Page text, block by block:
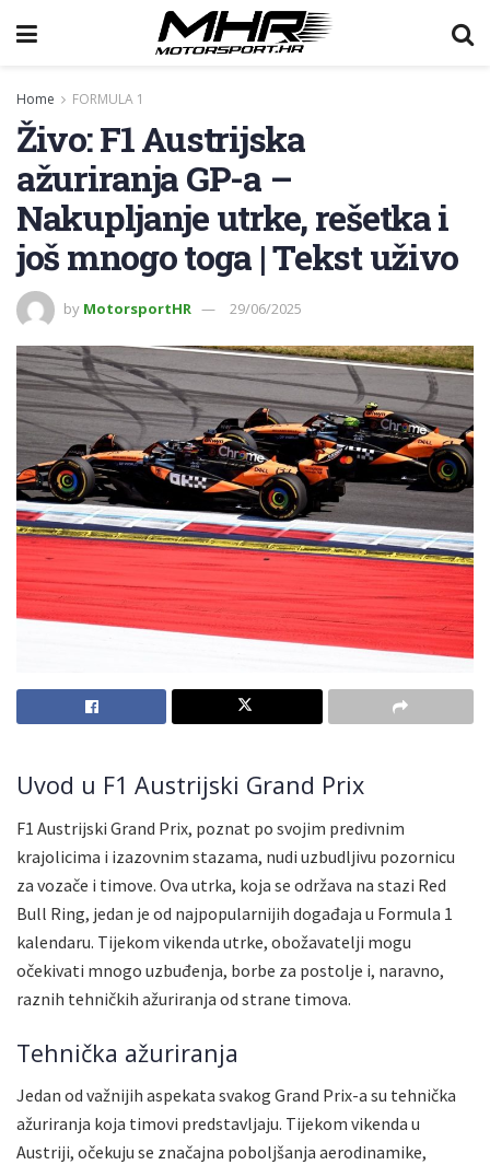
Home FORMULA 1
Živo: F1 Austrijska
ažuriranja GP-a –
Nakupljanje utrke, rešetka i
još mnogo toga | Tekst uživo
by MotorsportHR 29/06/2025
Uvod u F1 Austrijski Grand Prix
F1 Austrijski Grand Prix, poznat po svojim predivnim
krajolicima i izazovnim stazama, nudi uzbudljivu pozornicu
za vozače i timove. Ova utrka, koja se održava na stazi Red
Bull Ring, jedan je od najpopularnijih događaja u Formula 1
kalendaru. Tijekom vikenda utrke, obožavatelji mogu
očekivati mnogo uzbuđenja, borbe za postolje i, naravno,
raznih tehničkih ažuriranja od strane timova.
Tehnička ažuriranja
Jedan od važnijih aspekata svakog Grand Prix-a su tehnička
ažuriranja koja timovi predstavljaju. Tijekom vikenda u
Austriji, očekuju se značajna poboljšanja aerodinamike,